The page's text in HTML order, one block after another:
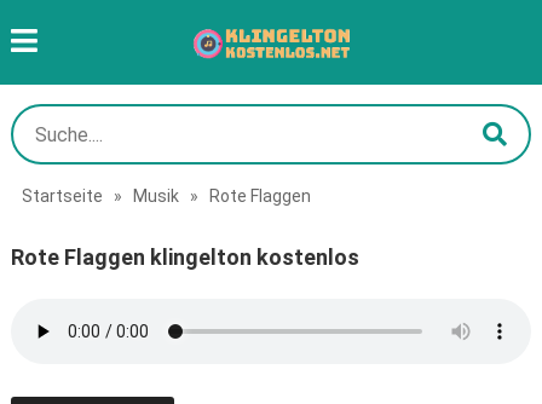
Startseite » Musik » Rote Flaggen
Rote Flaggen klingelton kostenlos